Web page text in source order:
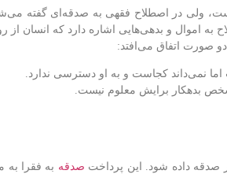
است، ولی در اصطلاح فقهی به صدقه‌ای
اموال و بدهی‌هایی اشاره دارد که انسان از
صورت اتفاق می‌افتد:
نمی‌داند کجاست و به او دسترسی ندارد.
بدهکار برایش معلوم نیست.
صدقه داده شود. این پرداخت صدقه به فقرا